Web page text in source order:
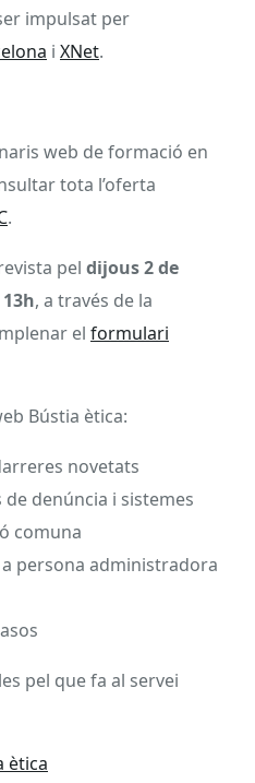
impulsat per
i XNet.
web de formació en
tota l’oferta
.
pel dijous 2 de
, a través de la
el formulari
Bústia ètica:
novetats
denúncia i sistemes
comuna
a persona administradora
pel que fa al servei
ètica